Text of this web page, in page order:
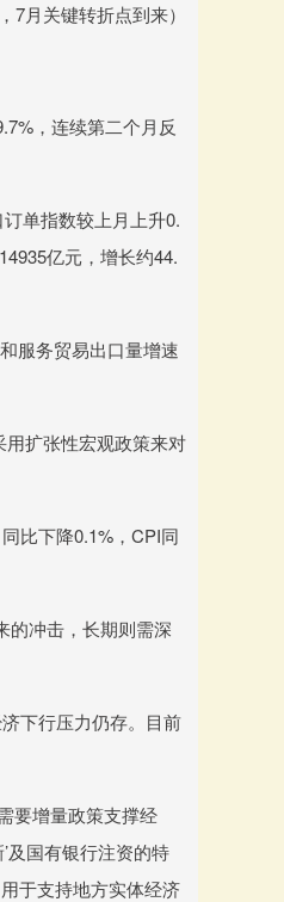
7月关键转折点到来）
，连续第二个月反
单指数较上月上升0.
亿元，增长约44.
服务贸易出口量增速
扩张性宏观政策来对
比下降0.1%，CPI同
的冲击，长期则需深
下行压力仍存。目前
要增量政策支撑经
及国有银行注资的特
于支持地方实体经济